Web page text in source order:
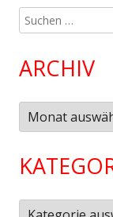
Suchen
nach:
ARCHIV
Archiv
Kategorien